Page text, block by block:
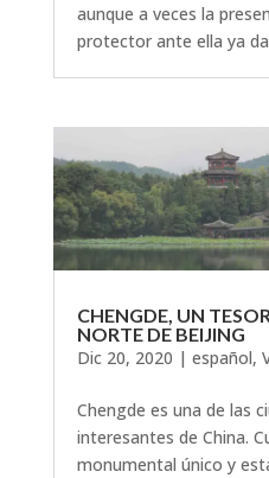
aunque a veces la
protector ante ella ya
CHENGDE, UN
NORTE DE BEIJING
Dic 20, 2020 | español,
Chengde es una de las
interesantes de China.
monumental único y